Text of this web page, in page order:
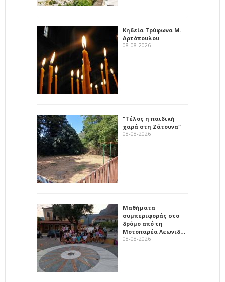
Κηδεία Τρύφωνα Μ.
Αρτόπουλου
08-08-2026
"Τέλος η παιδική
χαρά στη Ζάτουνα"
08-08-2026
Μαθήματα
συμπεριφοράς στο
δρόμο από τη
Μοτοπαρέα Λεωνιδ…
08-08-2026